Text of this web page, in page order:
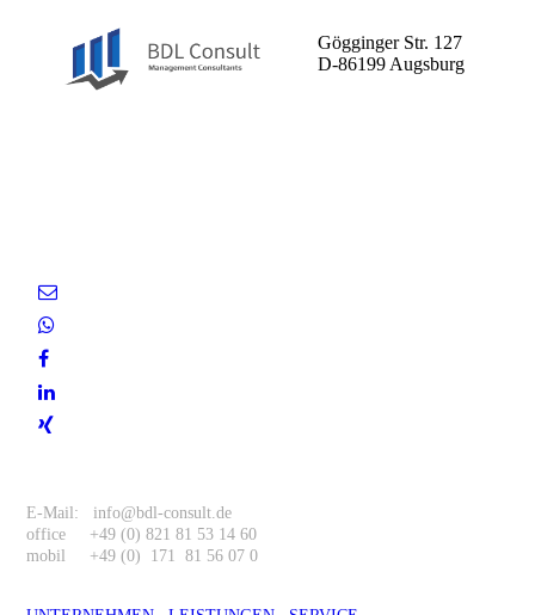
Gögginger Str. 127
D-86199 Augsburg
E-Mail: info@bdl-consult.de
office +49 (0) 821 81 53 14 60
mobil +49 (0) 171 81 56 07 0